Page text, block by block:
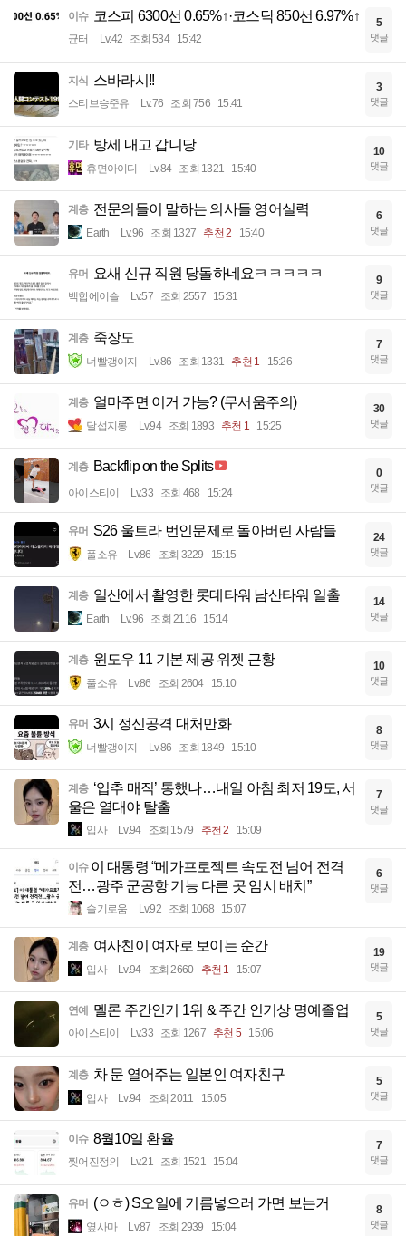
이슈 코스피 6300선 0.65%↑·코스닥 850선 6.97%↑
균터 Lv.42 조회 534 15:42
5
댓글
지식 스바라시!!
스티브승준유 Lv.76 조회 756 15:41
3
댓글
기타 방세 내고 갑니당
휴면아이디 Lv.84 조회 1321 15:40
10
댓글
계층 전문의들이 말하는 의사들 영어실력
Earth Lv.96 조회 1327 추천 2 15:40
6
댓글
유머 요새 신규 직원 당돌하네요ㅋㅋㅋㅋㅋ
백합에이슬 Lv.57 조회 2557 15:31
9
댓글
계층 죽장도
너빨갱이지 Lv.86 조회 1331 추천 1 15:26
7
댓글
계층 얼마주면 이거 가능? (무서움주의)
달섭지롱 Lv.94 조회 1893 추천 1 15:25
30
댓글
계층 Backflip on the Splits
아이스티이 Lv.33 조회 468 15:24
0
댓글
유머 S26 울트라 번인문제로 돌아버린 사람들
풀소유 Lv.86 조회 3229 15:15
24
댓글
계층 일산에서 촬영한 롯데타워 남산타워 일출
Earth Lv.96 조회 2116 15:14
14
댓글
계층 윈도우 11 기본 제공 위젯 근황
풀소유 Lv.86 조회 2604 15:10
10
댓글
유머 3시 정신공격 대처만화
너빨갱이지 Lv.86 조회 1849 15:10
8
댓글
계층 ‘입추 매직’ 통했나…내일 아침 최저 19도, 서
울은 열대야 탈출
입사 Lv.94 조회 1579 추천 2 15:09
7
댓글
이슈 ​이 대통령 “메가프로젝트 속도전 넘어 전격
전…광주 군공항 기능 다른 곳 임시 배치”
슬기로움 Lv.92 조회 1068 15:07
6
댓글
계층 여사친이 여자로 보이는 순간
입사 Lv.94 조회 2660 추천 1 15:07
19
댓글
연예 멜론 주간인기 1위 & 주간 인기상 명예졸업
아이스티이 Lv.33 조회 1267 추천 5 15:06
5
댓글
계층 차 문 열어주는 일본인 여자친구
입사 Lv.94 조회 2011 15:05
5
댓글
이슈 8월10일 환율
찢어진정의 Lv.21 조회 1521 15:04
7
댓글
유머 (ㅇㅎ) S오일에 기름넣으러 가면 보는거
옆사마 Lv.87 조회 2939 15:04
8
댓글